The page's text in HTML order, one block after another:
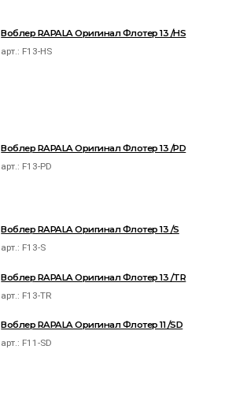
Воблер RAPALA Оригинал Флотер 13 /HS
арт.: F13-HS
Воблер RAPALA Оригинал Флотер 13 /PD
арт.: F13-PD
Воблер RAPALA Оригинал Флотер 13 /S
арт.: F13-S
Воблер RAPALA Оригинал Флотер 13 /TR
арт.: F13-TR
Воблер RAPALA Оригинал Флотер 11 /SD
арт.: F11-SD